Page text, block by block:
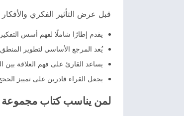
قبل عرض التأثير الفكري والأفكار
يقدم إطارًا شاملًا لفهم أسس
يُعد المرجع الأساسي لتطوير المنطق
يساعد القارئ على فهم العلاقة
يجعل القراء قادرين على تمييز
لمن يناسب كتاب مجموعة